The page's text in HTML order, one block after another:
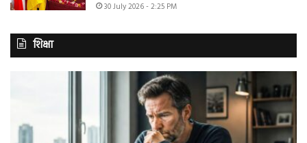
30 July 2026 - 2:25 PM
शिक्षा